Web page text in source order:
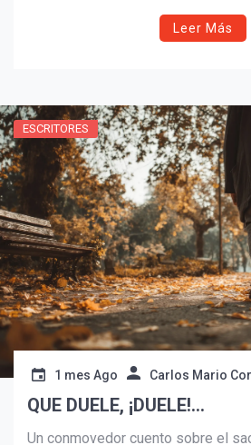
años de Providence que superó
para clasificar a los JuniorLeer Más
ESCRITORES
1 mes Ago Carlos Mario
QUE DUELE, ¡DUELE!…
Un conmovedor cuento sobre el